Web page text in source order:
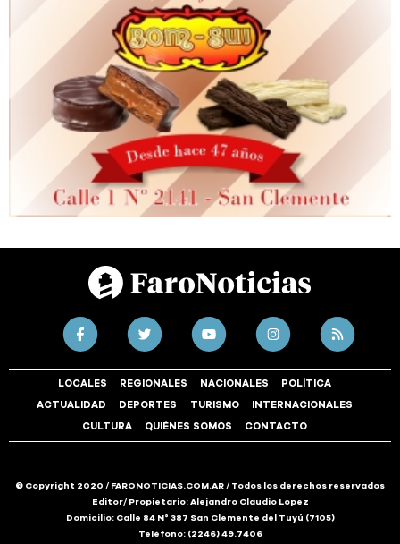
LOCALES REGIONALES NACIONALES POLÍTICA
ACTUALIDAD DEPORTES TURISMO INTERNACIONALES
CULTURA QUIÉNES SOMOS CONTACTO
© Copyright 2020 / FARONOTICIAS.COM.AR / Todos los derechos reservados
Editor/ Propietario: Alejandro Claudio Lopez
Domicilio: Calle 84 N° 387 San Clemente del Tuyú (7105)
Teléfono: (2246) 49.7406